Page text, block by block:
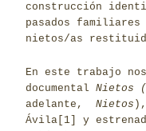
construcción
pasados
nietos/as
En este trabajo
documental Nietos
adelante, Nietos
Ávila [1]
y